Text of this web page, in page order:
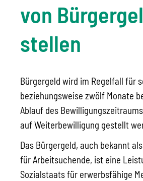
von
stellen
Bürgergeld wird im Regelfall für
beziehungsweise zwölf Monate
Ablauf des
auf Weiterbewilligung gestellt
Das Bürgergeld, auch bekannt
für Arbeitsuchende, ist eine
Sozialstaats für erwerbsfähige